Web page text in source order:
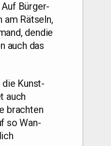
Auf Bür­ger­
am Rät­seln,
den­die
auch das
die Kunst­
auch
brach­ten
so Wan­